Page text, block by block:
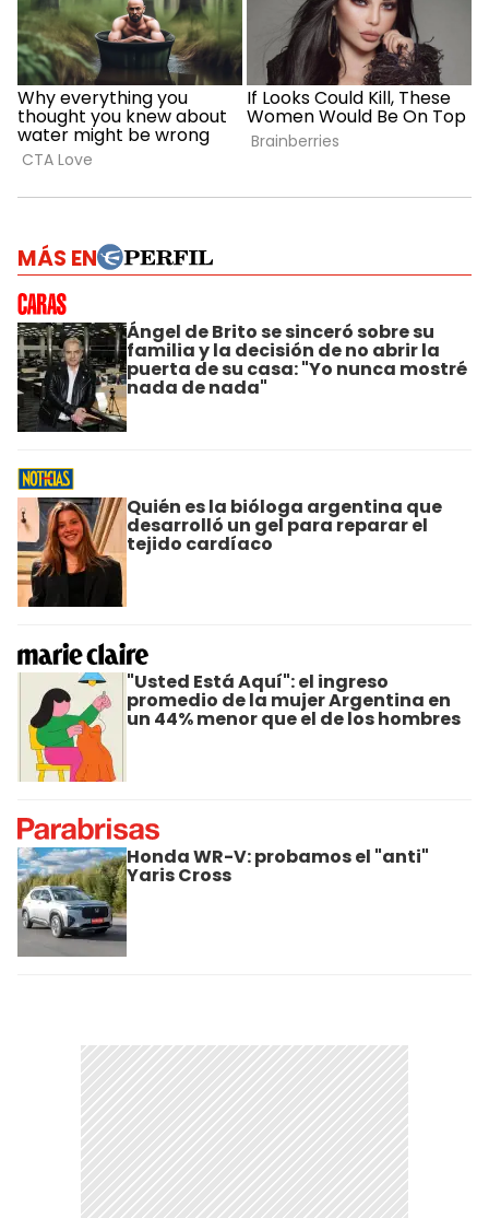
MÁS EN
Ángel de Brito se sinceró sobre su
familia y la decisión de no abrir la
puerta de su casa: "Yo nunca mostré
nada de nada"
Quién es la bióloga argentina que
desarrolló un gel para reparar el
tejido cardíaco
"Usted Está Aquí": el ingreso
promedio de la mujer Argentina en
un 44% menor que el de los hombres
Honda WR-V: probamos el "anti"
Yaris Cross